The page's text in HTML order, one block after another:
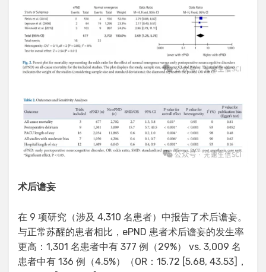
术后谵妄
在 9 项研究（涉及 4,310 名患者）中报告了术后谵妄。
与正常苏醒的患者相比，ePND 患者术后谵妄的发生率
更高：1,301 名患者中有 377 例（29%） vs. 3,009 名
患者中有 136 例（4.5%）（OR：15.72 [5.68, 43.53]，